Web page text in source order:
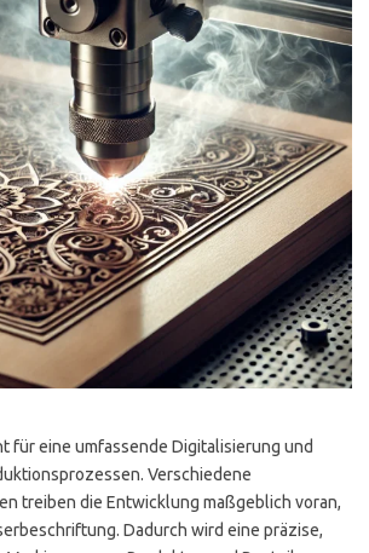
für eine umfassende Digitalisierung und
Verschiedene
treiben die Entwicklung maßgeblich voran,
Dadurch wird eine präzise,